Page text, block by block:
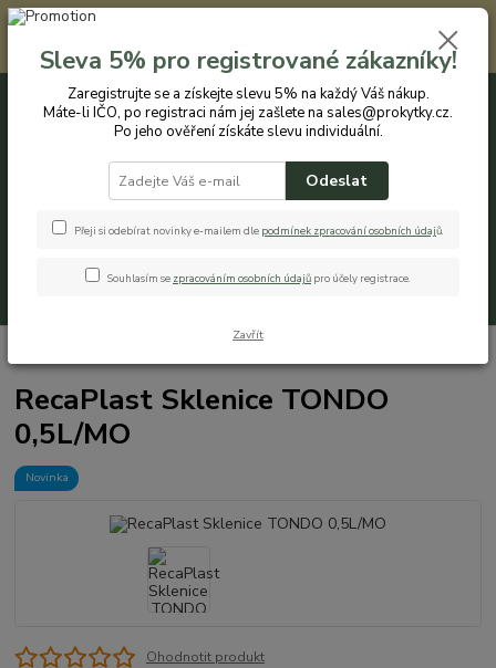
Registrovaným zákazníkům nabízíme slevu 5% na každý nákup. Máte-li
IČO, po registraci nám jej zašlete na sales@prokytky.cz. Po jeho ověření
získáte slevu individuální. Přejít na registraci →
CZK
+420 774 544 973 0ks
RecaPlast Sklenice TONDO
0,5L/MO
Novinka
Ohodnotit produkt
Sleva 5% pro registrované zákazníky!
Zaregistrujte se a získejte slevu 5% na každý Váš nákup.
Máte-li IČO, po registraci nám jej zašlete na sales@prokytky.cz.
Po jeho ověření získáte slevu individuální.
Odeslat
Přeji si odebírat novinky e-mailem dle podmínek zpracování osobních údajů.
Souhlasím se zpracováním osobních údajů pro účely registrace.
Zavřít